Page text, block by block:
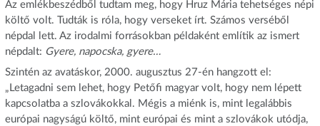
Az emlékbeszédből tudtam meg, hogy Hruz Mária tehetséges népi
költő volt. Tudták is róla, hogy verseket írt. Számos verséből
népdal lett. Az irodalmi forrásokban példaként említik az ismert
népdalt: Gyere, napocska, gyere…
Szintén az avatáskor, 2000. augusztus 27-én hangzott el:
„Letagadni sem lehet, hogy Petőfi magyar volt, hogy nem lépett
kapcsolatba a szlovákokkal. Mégis a miénk is, mint legalábbis
európai nagyságú költő, mint európai és mint a szlovákok utódja,